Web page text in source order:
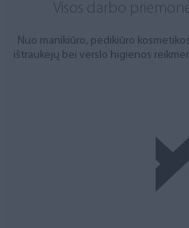
Visos darbo
Nuo manikiūro, pedikiūro
ištraukėjų bei verslo higienos